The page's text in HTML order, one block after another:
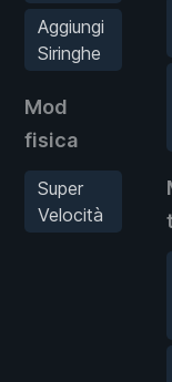
Aggiungi
Siringhe
Mod
fisica
Super
Velocità